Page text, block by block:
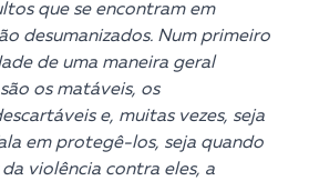
que se encontram em
desumanizados. Num primeiro
de uma maneira geral
os matáveis, os
e, muitas vezes, seja
em protegê-los, seja quando
violência contra eles, a